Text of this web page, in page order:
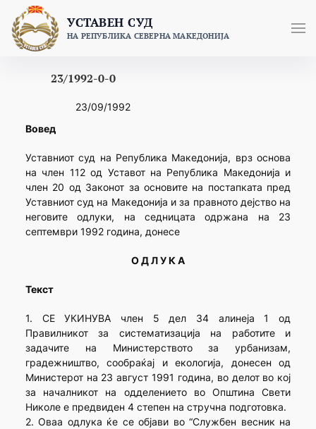
content
УСТАВЕН СУД
НА РЕПУБЛИКА СЕВЕРНА МАКЕДОНИЈА
23/1992-0-0
23/09/1992
Вовед
Уставниот суд на Република Македонија, врз основа
на член 112 од Уставот на Република Македонија и
член 20 од Законот за основите на постапката пред
Уставниот суд на Македонија и за правното дејство на
неговите одлуки, на седницата одржана на 23
септември 1992 година, донесе
О Д Л У К А
Текст
1. СЕ УКИНУВА член 5 дел 34 алинеја 1 од
Правилникот за систематизација на работите и
задачите на Министерството за урбанизам,
градежништво, сообраќај и екологија, донесен од
Министерот на 23 август 1991 година, во делот во кој
за началникот на одделението во Општина Свети
Николе е предвиден 4 степен на стручна подготовка.
2. Оваа одлука ќе се објави во “Службен весник на